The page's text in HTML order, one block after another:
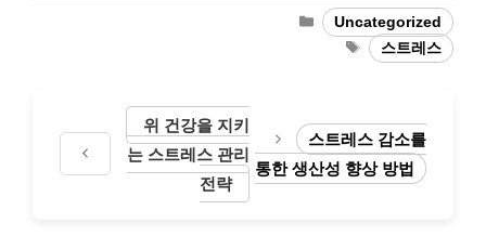
Categories
Uncategorized
Tags스트레스
위 건강을 지키
는 스트레스 관리
전략
스트레스 감소를
통한 생산성 향상 방법